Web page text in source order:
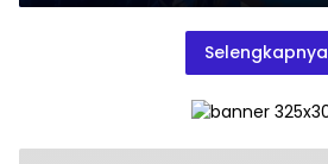
Selengkapnya